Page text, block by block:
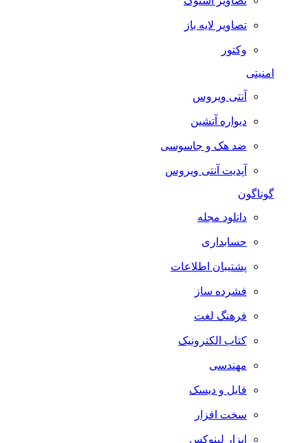
تصاویر لایه باز
وکتور
امنیتی
آنتی ویروس
دیواره آتشین
ضد هک و جاسوسی
آپدیت آنتی ویروس
گوناگون
دانلود مجله
حسابداری
پشتیبان اطلاعات
فشرده ساز
فرهنگ لغت
کتاب الکترونیک
مهندسی
فایل و دیسک
سخت افزار
ابزار لینوکس